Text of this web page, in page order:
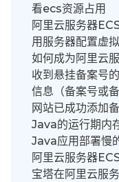
看ecs资源占用
阿里云服务器
用服务器配置虚
如何成为阿里云
收到悬挂备案号
信息（备案号或
网站已成功添加
Java的运行期内
Java应用部署慢
阿里云服务器
宝塔在阿里云服